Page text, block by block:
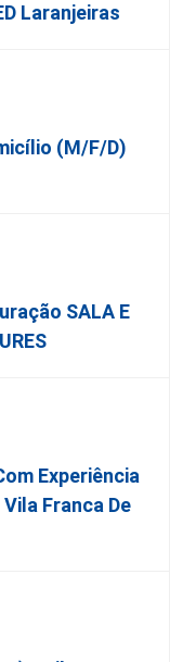
Laranjeiras
(m/f/d)
SALA E
Experiência
Franca De